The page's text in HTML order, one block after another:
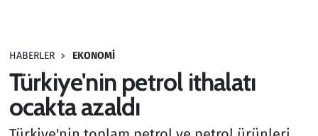
HABERLER EKONOMI
Türkiye'nin petrol ithalatı
ocakta azaldı
Haber
Kültür Sanat